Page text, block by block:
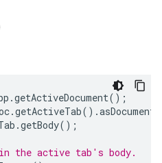
.getActiveDocument();
.getActiveTab().
.getBody();
the active tab's body.